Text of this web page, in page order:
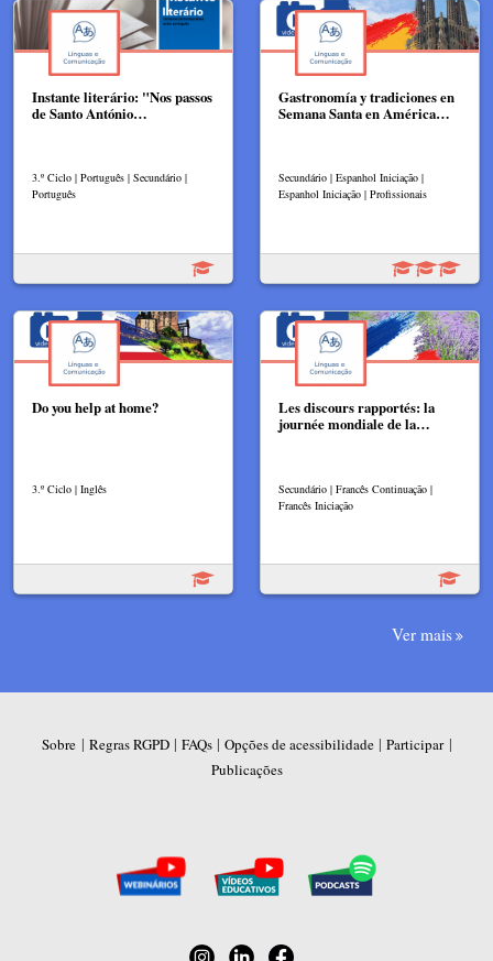
Instante literário: "Nos passos
de Santo António…
3.º Ciclo | Português | Secundário |
Português
Gastronomía y tradiciones en
Semana Santa en América…
Secundário | Espanhol Iniciação |
Espanhol Iniciação | Profissionais
Do you help at home?
3.º Ciclo | Inglês
Les discours rapportés: la
journée mondiale de la…
Secundário | Francês Continuação |
Francês Iniciação
Ver mais
Sobre | Regras RGPD| FAQs| Opções de acessibilidade| Participar|
Publicações